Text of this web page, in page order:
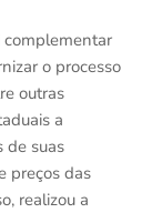
complementar
o processo
outras
a
de suas
preços das
realizou a